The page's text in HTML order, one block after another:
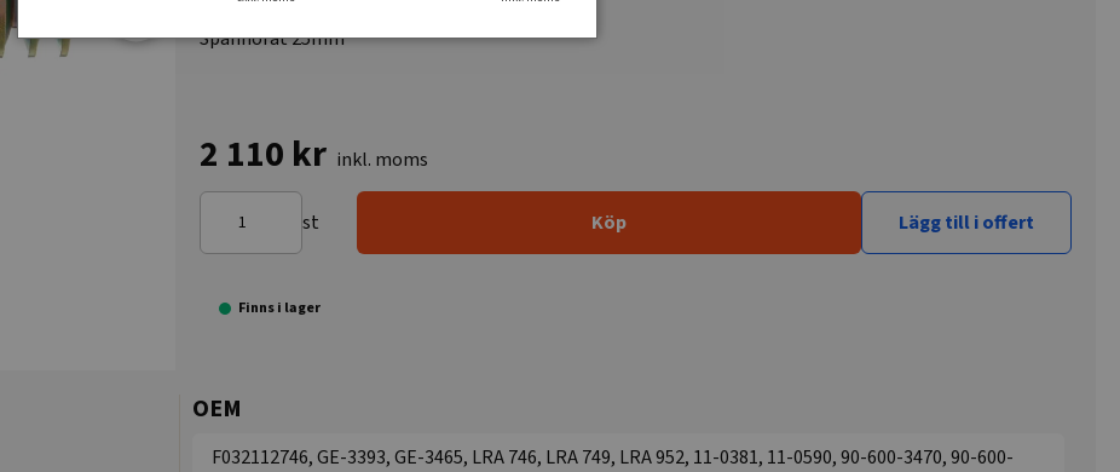
Spännörat 25mm
2 110 kr inkl. moms
st Köp Lägg till i offert
Finns i lager
OEM
F032112746, GE-3393, GE-3465, LRA 746, LRA 749, LRA 952, 11-0381, 11-0590, 90-600-3470, 90-600-